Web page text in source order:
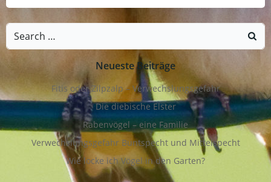
Search
for:
Neueste Beiträge
Fitis oder Zilpzalp – Verwechslungsgefahr
Die diebische Elster
Rabenvögel – eine Familie
Verwechslungsgefahr Buntspecht und Mittelspecht
Wie locke ich Vögel in den Garten?